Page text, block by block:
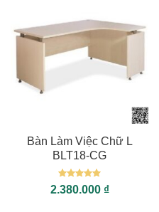
Bàn Làm Việc Chữ L
BLT18-CG
Được xếp
hạng55
2.380.000 ₫